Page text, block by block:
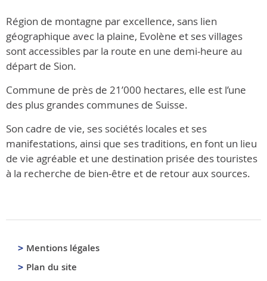
Région de montagne par excellence, sans lien
géographique avec la plaine, Evolène et ses villages
sont accessibles par la route en une demi-heure au
départ de Sion.
Commune de près de 21’000 hectares, elle est l’une
des plus grandes communes de Suisse.
Son cadre de vie, ses sociétés locales et ses
manifestations, ainsi que ses traditions, en font un lieu
de vie agréable et une destination prisée des touristes
à la recherche de bien-être et de retour aux sources.
Mentions légales
Plan du site